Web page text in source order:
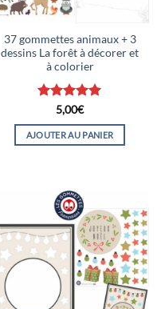
37 gommettes animaux + 3
dessins La forêt à décorer et
à colorier
Note5sur
5
5,00€
AJOUTER AU PANIER